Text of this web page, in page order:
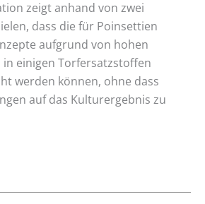
zeigt anhand von zwei
dass die für Poinsettien
aufgrund von hohen
einigen Torfersatzstoffen
werden können, ohne dass
auf das Kulturergebnis zu